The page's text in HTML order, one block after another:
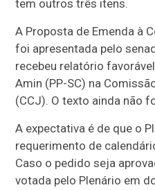
tem outros três itens.
A Proposta de Emenda à
foi apresentada pelo
recebeu relatório
Amin (PP-SC) na
(CCJ). O texto ainda não
A expectativa é de que o
requerimento de
Caso o pedido seja
votada pelo Plenário em